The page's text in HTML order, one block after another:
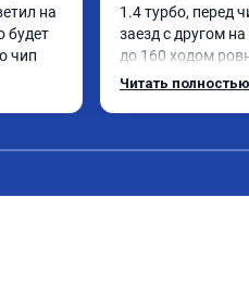
на
будет
чип
1.4 турбо, перед
заезд с другом
до 160 ходом
после него стал
Читать полностью